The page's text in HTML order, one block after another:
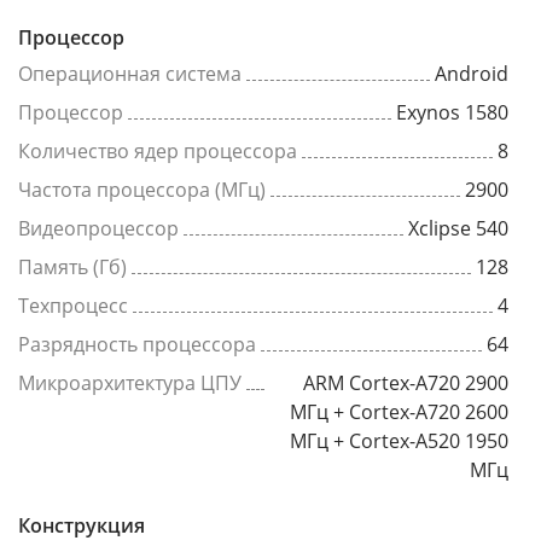
Процессор
Операционная система
Android
Процессор
Exynos 1580
Количество ядер процессора
8
Частота процессора (МГц)
2900
Видеопроцессор
Xclipse 540
Память (Гб)
128
Техпроцесс
4
Разрядность процессора
64
Микроархитектура ЦПУ
ARM Cortex-A720 2900
МГц + Cortex-A720 2600
МГц + Cortex-A520 1950
МГц
Конструкция